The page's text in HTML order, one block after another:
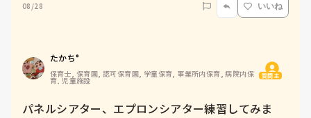
08/28 いいね
たかち°
保育士, 保育園, 認可保育園, 学童保育, 事業所内保育, 病院内保
育, 児童施設 質問主
パネルシアター、エプロンシアター練習してみま